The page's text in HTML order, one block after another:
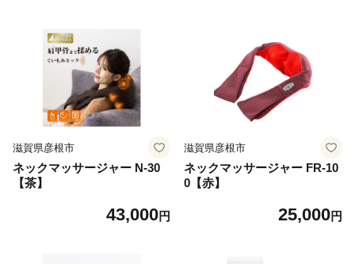
肩甲骨 はがし グッズ Medi L
abo メディラボ ぶるケア 【F
J605A】 ギフト プレゼント
父の日 母の日 敬老の日
滋賀県彦根市
ネックマッサージャー N-30
【茶】
43,000円
滋賀県彦根市
ネックマッサージャー FR-10
0【赤】
25,000円